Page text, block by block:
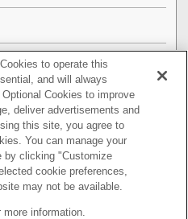
／呼び出す
ョン情報を表示する
応していないカメラをお使
to operate this
and will always
Cookies to improve
deliver advertisements and
this site, you agree to
You can manage your
by clicking "Customize
cookie preferences,
may not be available.
more information.